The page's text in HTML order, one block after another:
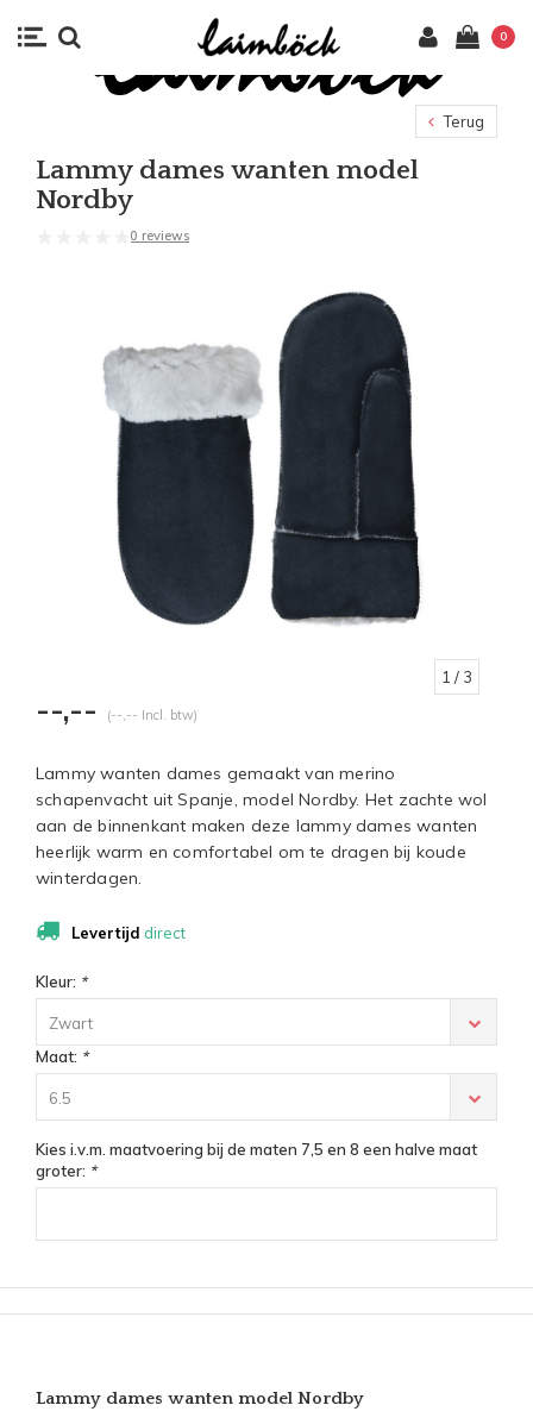
0
Terug
Lammy dames wanten model
Nordby
0 reviews
1 / 3
--,-- (--,-- Incl. btw)
Lammy wanten dames gemaakt van merino
schapenvacht uit Spanje, model Nordby. Het zachte wol
aan de binnenkant maken deze lammy dames wanten
heerlijk warm en comfortabel om te dragen bij koude
winterdagen.
Levertijd direct
Kleur: *
Zwart
Maat: *
6.5
Kies i.v.m. maatvoering bij de maten 7,5 en 8 een halve maat
groter: *
Lammy dames wanten model Nordby